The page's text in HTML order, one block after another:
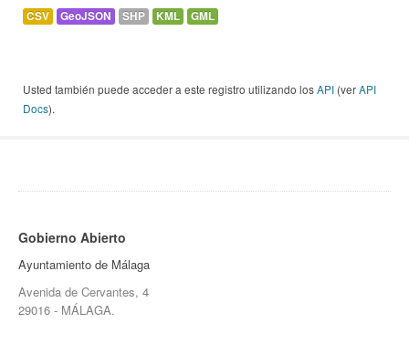
CSV GeoJSON SHP KML GML
Usted también puede acceder a este registro utilizando losAPI (verAPI
Docs).
Gobierno Abierto
Ayuntamiento de Málaga
Avenida de Cervantes, 4
29016 - MÁLAGA.